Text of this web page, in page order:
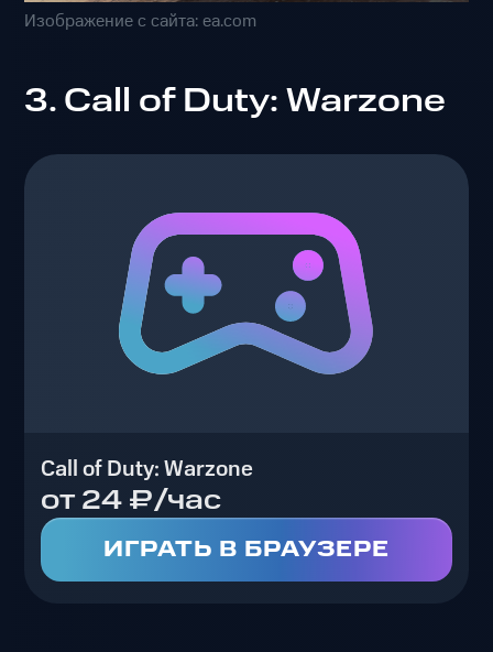
Изображение с сайта: ea.com
3. Call of Duty: Warzone
Call of Duty: Warzone
от 24 ₽/час
ИГРАТЬ В БРАУЗЕРЕ